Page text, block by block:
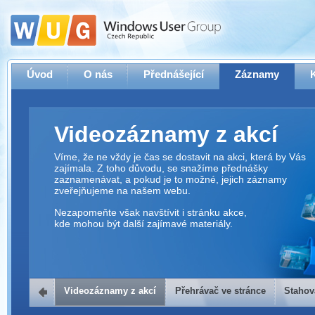
Úvod O nás Přednášející Záznamy
Videozáznamy z akcí
Víme, že ne vždy je čas se dostavit na akci, která by Vás
zajímala. Z toho důvodu, se snažíme přednášky
zaznamenávat, a pokud je to možné, jejich záznamy
zveřejňujeme na našem webu.
Nezapomeňte však navštívit i stránku akce,
kde mohou být další zajímavé materiály.
Přehrávač ve stránce
Videozáznamy z akcí Přehrávač ve stránce